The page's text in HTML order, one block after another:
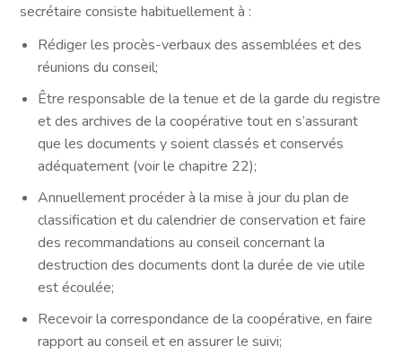
secrétaire consiste habituellement à :
Rédiger les procès-verbaux des assemblées et des
réunions du conseil;
Être responsable de la tenue et de la garde du registre
et des archives de la coopérative tout en s’assurant
que les documents y soient classés et conservés
adéquatement (voir le chapitre 22);
Annuellement procéder à la mise à jour du plan de
classification et du calendrier de conservation et faire
des recommandations au conseil concernant la
destruction des documents dont la durée de vie utile
est écoulée;
Recevoir la correspondance de la coopérative, en faire
rapport au conseil et en assurer le suivi;